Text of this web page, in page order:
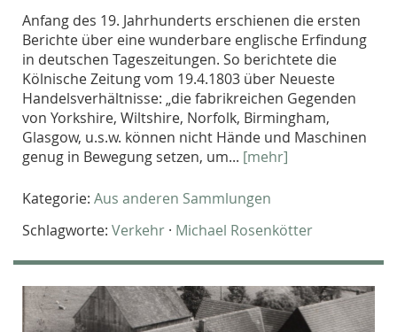
Anfang des 19. Jahrhunderts erschienen die ersten
Berichte über eine wunderbare englische Erfindung
in deutschen Tageszeitungen. So berichtete die
Kölnische Zeitung vom 19.4.1803 über Neueste
Handelsverhältnisse: „die fabrikreichen Gegenden
von Yorkshire, Wiltshire, Norfolk, Birmingham,
Glasgow, u.s.w. können nicht Hände und Maschinen
genug in Bewegung setzen, um... [mehr]
Kategorie: Aus anderen Sammlungen
Schlagworte: Verkehr · Michael Rosenkötter